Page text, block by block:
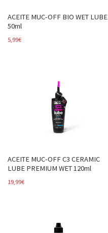
ACEITE MUC-OFF BIO WET LUBE
50ml
5,99€
ACEITE MUC-OFF C3 CERAMIC
LUBE PREMIUM WET 120ml
19,99€